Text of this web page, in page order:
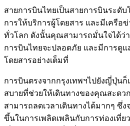
สายการบินไทยเป็นสายการบินระดั
การให้บริการผู้โดยสาร และมีเครือ
ทั่วโลก ดังนั้นคุณสามารถมั่นใจได้ว่า
การบินไทยจะปลอดภัย และมีการดู
โดยสารอย่างเต็มที่
การบินตรงจากกรุงเทพฯไปยังญี่ปุ่น
สบายที่ช่วยให้เดินทางของคุณสะดว
สามารถลดเวลาเดินทางได้มากๆ ซึ่
ขึ้นในการเพลิดเพลินกับการท่องเที่ย